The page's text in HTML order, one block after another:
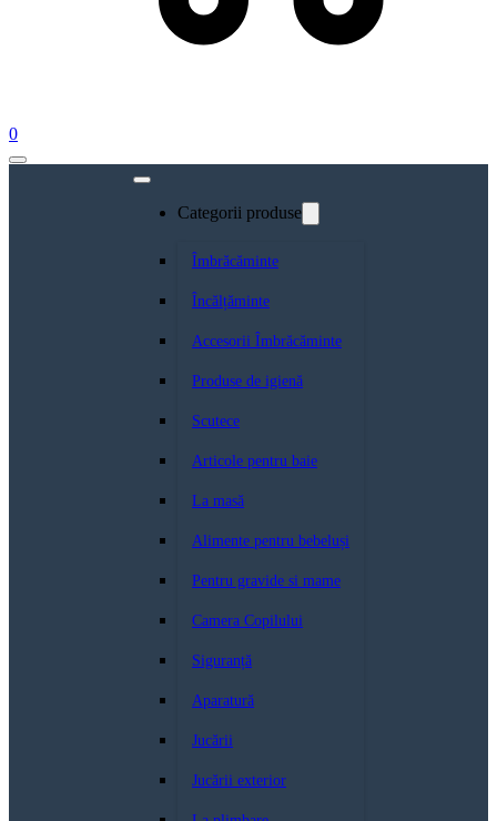
0
Categorii produse
Îmbrăcăminte
Încălțăminte
Accesorii Îmbrăcăminte
Produse de igienă
Scutece
Articole pentru baie
La masă
Alimente pentru bebeluși
Pentru gravide si mame
Camera Copilului
Siguranță
Aparatură
Jucării
Jucării exterior